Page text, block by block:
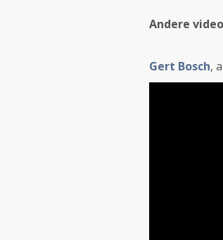
Andere
Gert Bosch,